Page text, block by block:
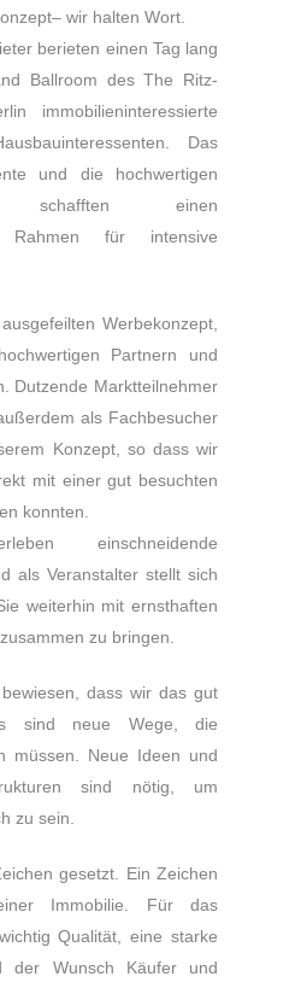
wir halten Wort.
berieten einen Tag lang
Ballroom des The Ritz-
immobilieninteressierte
Das
und die hochwertigen
schafften einen
Rahmen für intensive
Werbekonzept,
Partnern und
Dutzende Marktteilnehmer
als Fachbesucher
Konzept, so dass wir
mit einer gut besuchten
konnten.
einschneidende
als Veranstalter stellt sich
weiterhin mit ernsthaften
zu bringen.
dass wir das gut
sind neue Wege, die
müssen. Neue Ideen und
sind nötig, um
zu sein.
gesetzt. Ein Zeichen
Immobilie. Für das
Qualität, eine starke
der Wunsch Käufer und